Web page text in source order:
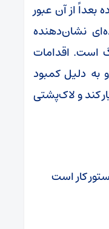
بعداً از آن عبور
نشان‌دهنده
است. اقدامات
به دلیل کمبود
کند و لاک‌پشتی
کار است